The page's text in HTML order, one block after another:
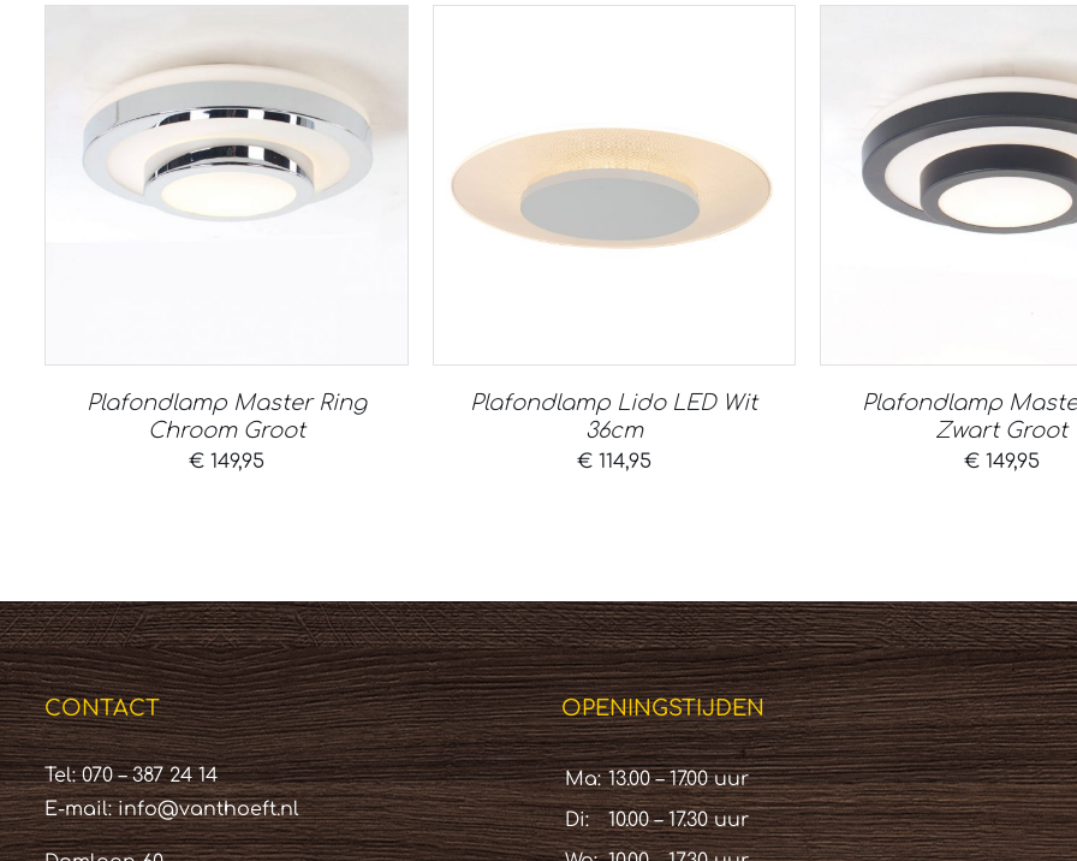
Plafondlamp Master Ring
Chroom Groot
€149,95
Plafondlamp Lido LED Wit
36cm
€114,95
Plafondlamp
Zwart Groot
€149,95
CONTACT
Tel: 070 – 387 24 14
E-mail:info@vanthoeft.nl
OPENINGSTIJDEN
Ma: 13.00 – 17.00 uur
Di:
10.00 – 17.30 uur